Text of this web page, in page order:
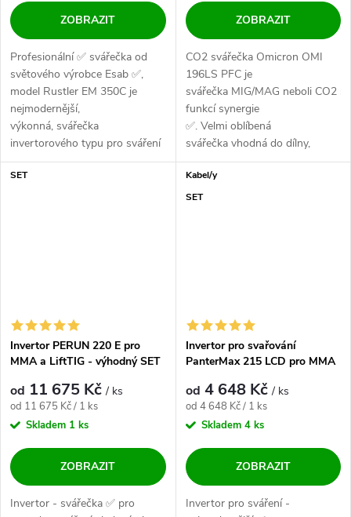
ZOBRAZIT
Profesionální ✅ svářečka od
světového výrobce Esab ✅,
model Rustler EM 350C je
nejmodernější,
výkonná, svářečka
invertorového typu pro sváření
v ochranné atmosféře...
ZOBRAZIT
CO2 svářečka Omicron OMI
196LS PFC je
svářečka MIG/MAG neboli CO2 s
funkcí synergie
✅. Velmi oblíbená
svářečka vhodná do dílny,
údržby, domácnosti a lehkou
výrobu ✅. Vysoce...
SET
Invertor PERUN 220 E pro
MMA a LiftTIG - výhodný SET
od 11 675 Kč/ ks
Měrná cena:
od 11 675 Kč / 1 ks
Skladem 1 ks
ZOBRAZIT
Invertor - svářečka ✅ pro
Kabel/y
SET
Invertor pro svařování
PanterMax 215 LCD pro MMA
od 4 648 Kč/ ks
Měrná cena:
od 4 648 Kč / 1 ks
Skladem 4 ks
ZOBRAZIT
Invertor pro sváření -